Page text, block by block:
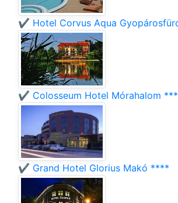
✔️ Hotel Corvus Aqua
✔️ Colosseum Hotel Mórahalom
✔️ Grand Hotel Glorius Makó ****